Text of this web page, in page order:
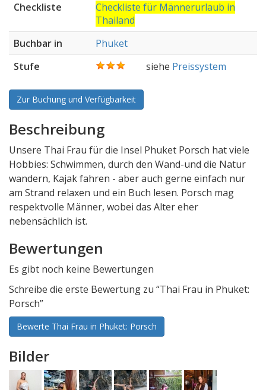
Checkliste
Checkliste für Männerurlaub in
Thailand
Buchbar in
Phuket
Stufe
siehe Preissystem
Zur Buchung und Verfügbarkeit
Beschreibung
Unsere Thai Frau für die Insel Phuket Porsch hat viele
Hobbies: Schwimmen, durch den Wand-und die Natur
wandern, Kajak fahren - aber auch gerne einfach nur
am Strand relaxen und ein Buch lesen. Porsch mag
respektvolle Männer, wobei das Alter eher
nebensächlich ist.
Bewertungen
Es gibt noch keine Bewertungen
Schreibe die erste Bewertung zu “Thai Frau in Phuket:
Porsch”
Bewerte Thai Frau in Phuket: Porsch
Bilder